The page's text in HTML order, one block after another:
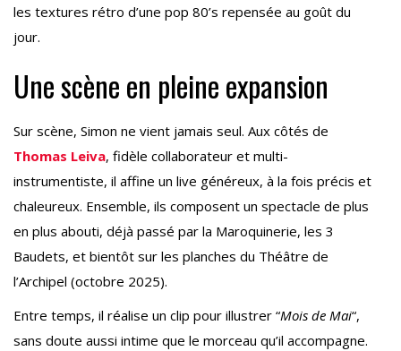
les textures rétro d’une pop 80’s repensée au goût du
jour.
Une scène en pleine expansion
Sur scène, Simon ne vient jamais seul. Aux côtés de
Thomas Leiva, fidèle collaborateur et multi-
instrumentiste, il affine un live généreux, à la fois précis et
chaleureux. Ensemble, ils composent un spectacle de plus
en plus abouti, déjà passé par la Maroquinerie, les 3
Baudets, et bientôt sur les planches du Théâtre de
l’Archipel (octobre 2025).
Entre temps, il réalise un clip pour illustrer “Mois de Mai“,
sans doute aussi intime que le morceau qu’il accompagne.